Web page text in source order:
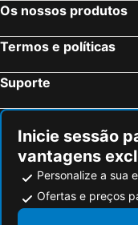
Villanueva del Rosario, bed and
Sedella, bed and
Riogordo, bed and
Os nossos produtos
Termos e políticas
Suporte
Inicie sessão
vantagens
Personalize a sua
Ofertas e preços